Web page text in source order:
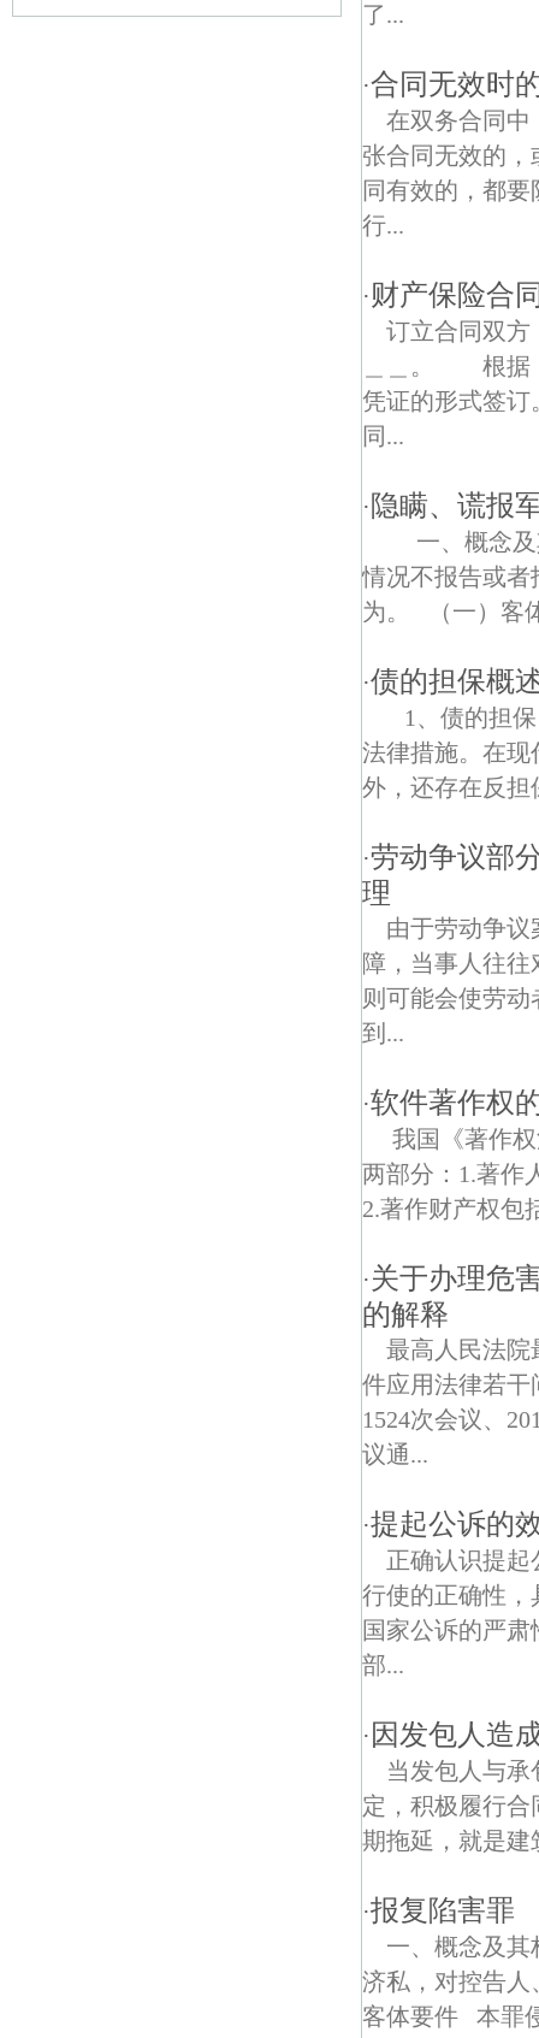
了...
·合同无效时
在双务合同中
张合同无效的，
同有效的，都
行...
·财产保险合
订立合同双
＿＿。 根据
凭证的形式签订
同...
· 隐瞒、谎报
一、概念及
情况不报告或者
为。 （一）客
·债的担保概
1、债的担
法律措施。在现
外，还存在反
·劳动争议部
理
由于劳动争
障，当事人往
则可能会使劳
到...
·软件著作权
我国《著作
两部分：1.著作
2.著作财产权包
·关于办理危
的解释
最高人民法院
件应用法律若干
1524次会议、
议通...
·提起公诉的
正确认识提
行使的正确性，
国家公诉的严
部...
· 因发包人造
当发包人与
定，积极履行
期拖延，就是建
·报复陷害罪
一、概念及
济私，对控告
客体要件 本罪